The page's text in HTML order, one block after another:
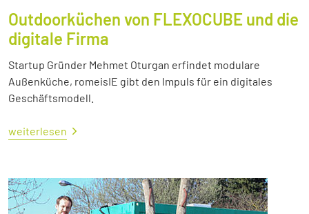
Outdoorküchen von FLEXOCUBE und die
digitale Firma
Startup Gründer Mehmet Oturgan erfindet modulare
Außenküche, romeisIE gibt den Impuls für ein digitales
Geschäftsmodell.
weiterlesen